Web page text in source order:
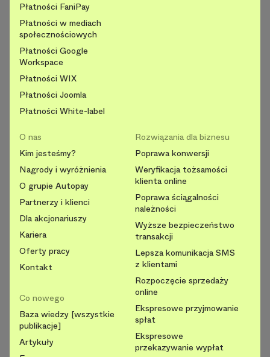
Płatności FaniPay
Płatności w mediach
społecznościowych
Płatności Google
Workspace
Płatności WIX
Płatności Joomla
Płatności White-label
O nas
Kim jesteśmy?
Nagrody i wyróżnienia
O grupie Autopay
Partnerzy i klienci
Dla akcjonariuszy
Kariera
Oferty pracy
Kontakt
Co nowego
Baza wiedzy [wszystkie
publikacje]
Artykuły
Rozwiązania dla biznesu
Poprawa konwersji
Weryfikacja tożsamości
klienta online
Poprawa ściągalności
należności
Wyższe bezpieczeństwo
transakcji
Lepsza komunikacja SMS
z klientami
Rozpoczęcie sprzedaży
online
Ekspresowe przyjmowanie
spłat
Ekspresowe
przekazywanie wypłat